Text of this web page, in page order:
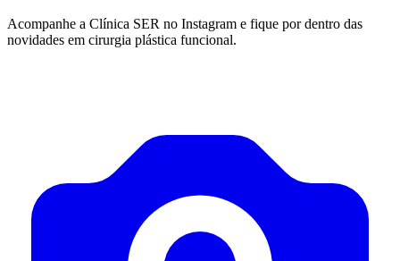
Acompanhe a Clínica SER no Instagram e fique por dentro das
novidades em cirurgia plástica funcional.